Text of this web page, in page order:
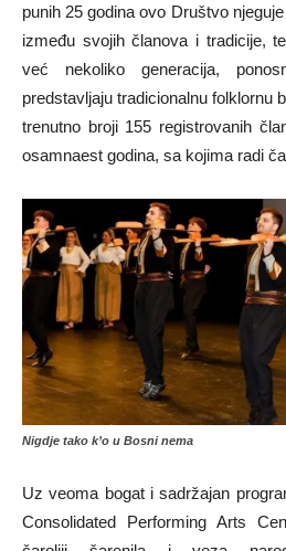
punih 25 godina ovo Društvo
između svojih članova i tradicije,
već nekoliko generacija,
predstavljaju tradicionalnu folklornu
trenutno broji 155 registrovanih
osamnaest godina, sa kojima radi
Nigdje tako k’o u Bosni nema
Uz veoma bogat i sadržajan
Consolidated Performing Arts